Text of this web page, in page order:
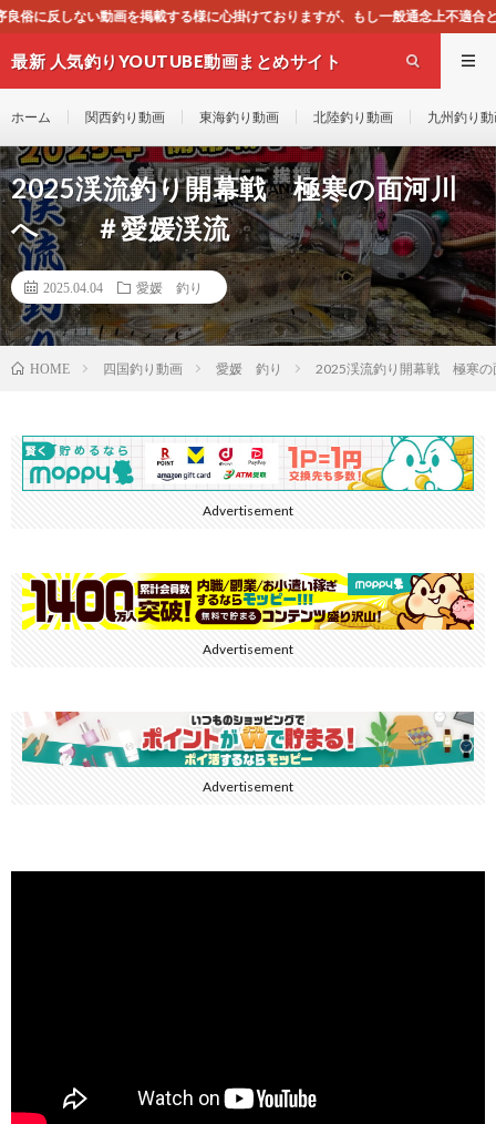
掛けておりますが、もし一般通念上不適合と思われる動画がございまし
最新 人気釣りYOUTUBE動画まとめサイト
ホーム 関西釣り動画 東海釣り動画 北陸釣り動画 九州釣り
2025渓流釣り開幕戦 極寒の面河川
へ ＃愛媛渓流
2025.04.04 愛媛 釣り
HOME 四国釣り動画 愛媛 釣り 2025渓流釣り開幕戦 極寒
Advertisement
Advertisement
Advertisement